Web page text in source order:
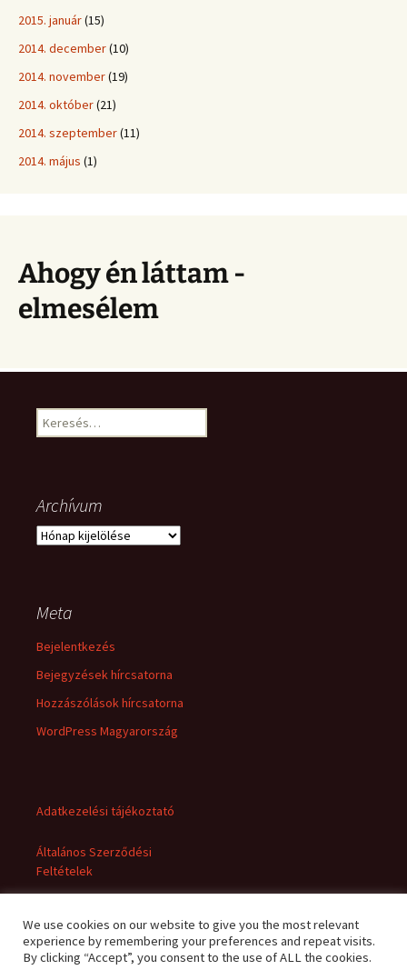
2015. január(15)
2014. december(10)
2014. november(19)
2014. október(21)
2014. szeptember(11)
2014. május (1)
Ahogy én láttam -
elmesélem
Keresés:
Archívum
Archívum
Meta
Bejelentkezés
Bejegyzések hírcsatorna
Hozzászólások hírcsatorna
WordPress Magyarország
Adatkezelési tájékoztató
Általános Szerződési
Feltételek
We use cookies on our website to give you the most relevant
experience by remembering your preferences and repeat visits.
By clicking “Accept”, you consent to the use of ALL the cookies.